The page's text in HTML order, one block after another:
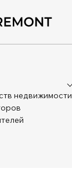
недвижимости